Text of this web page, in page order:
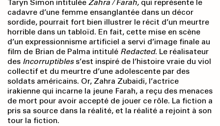
Taryn Simon intitulée Zahra /­ Farah, qui représente le
cadavre d’une femme ensanglantée dans un décor
sordide, pourrait fort bien illustrer le récit d’un meurtre
horrible dans un tabloïd. En fait, cette mise en scène
d’un expressionnisme artificiel a servi d’image finale au
film de Brian de Palma intitulé Redacted. Le réalisateur
des Incorruptibless’est inspiré de l’histoire vraie du viol
collectif et du meurtre d’une adolescente par des
soldats américains. Or, Zahra Zubaidi, l’actrice
irakienne qui incarne la jeune Farah, a reçu des menaces
de mort pour avoir accepté de jouer ce rôle. La fiction a
pris sa source dans la réalité, et la réalité a rejoint à son
tour la fiction.